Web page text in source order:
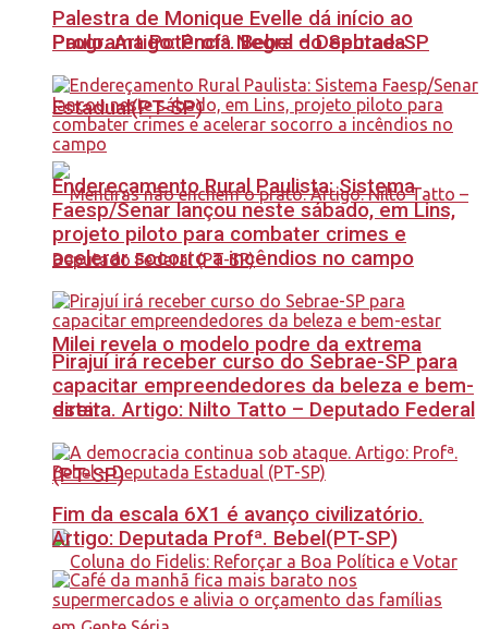
Paulo. Artigo: Profª. Bebel – Deputada
Estadual(PT-SP)
Milei revela o modelo podre da extrema
direita. Artigo: Nilto Tatto – Deputado Federal
(PT-SP)
Palestra de Monique Evelle dá início ao
Programa Potência Negra do Sebrae-SP
Endereçamento Rural Paulista: Sistema
Faesp/Senar lançou neste sábado, em Lins,
projeto piloto para combater crimes e
acelerar socorro a incêndios no campo
Pirajuí irá receber curso do Sebrae-SP para
capacitar empreendedores da beleza e bem-
estar
Fim da escala 6X1 é avanço civilizatório.
Artigo: Deputada Profª. Bebel(PT-SP)